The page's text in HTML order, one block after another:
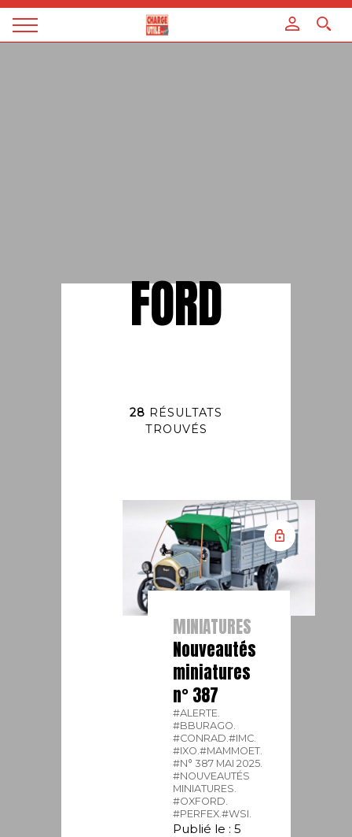
Magazine
FORD
28 RÉSULTATS
TROUVÉS
MINIATURES
Nouveautés
miniatures
n° 387
#ALERTE.
#BBURAGO.
#CONRAD.#IMC.
#IXO.#MAMMOET.
#N° 387 MAI 2025.
#NOUVEAUTÉS
MINIATURES.
#OXFORD.
#PERFEX.#WSI.
Publié le : 5
Panneau de gestion des cookies